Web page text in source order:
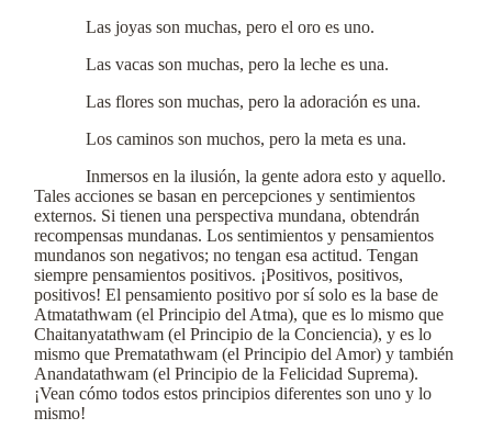
Las joyas son muchas, pero el oro es uno.
Las vacas son muchas, pero la leche es una.
Las flores son muchas, pero la adoración es una.
Los caminos son muchos, pero la meta es una.
Inmersos en la ilusión, la gente adora esto y aquello.
Tales acciones se basan en percepciones y sentimientos
externos. Si tienen una perspectiva mundana, obtendrán
recompensas mundanas. Los sentimientos y pensamientos
mundanos son negativos; no tengan esa actitud. Tengan
siempre pensamientos positivos. ¡Positivos, positivos,
positivos! El pensamiento positivo por sí solo es la base de
Atmatathwam (el Principio del Atma), que es lo mismo que
Chaitanyatathwam (el Principio de la Conciencia), y es lo
mismo que Prematathwam (el Principio del Amor) y también
Anandatathwam (el Principio de la Felicidad Suprema).
¡Vean cómo todos estos principios diferentes son uno y lo
mismo!